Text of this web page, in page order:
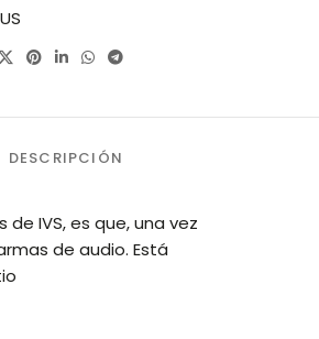
DESCRIPCIÓN
IVS, es que, una vez
de audio. Está